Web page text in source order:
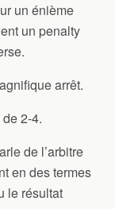
un énième
un penalty
arrêt.
2-4.
de l’arbitre
en des termes
le résultat